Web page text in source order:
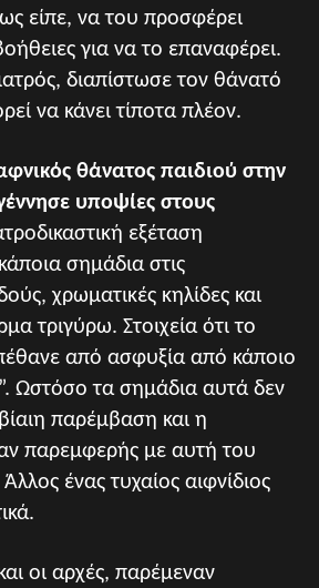
είπε, να του προσφέρει
για να το επαναφέρει.
διαπίστωσε τον θάνατό
να κάνει τίποτα πλέον.
θάνατος παιδιού στην
υποψίες στους
εξέταση
σημάδια στις
χρωματικές κηλίδες και
τριγύρω. Στοιχεία ότι το
από ασφυξία από κάποιο
Ωστόσο τα σημάδια αυτά δεν
παρέμβαση και η
παρεμφερής με αυτή του
ένας τυχαίος αιφνίδιος
οι αρχές, παρέμεναν